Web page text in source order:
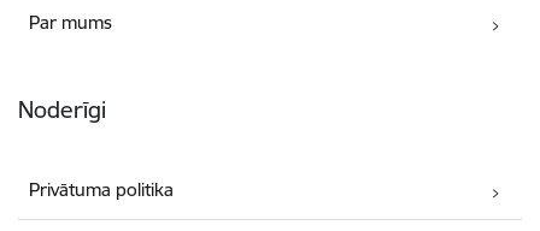
Par mums
Noderīgi
Privātuma politika